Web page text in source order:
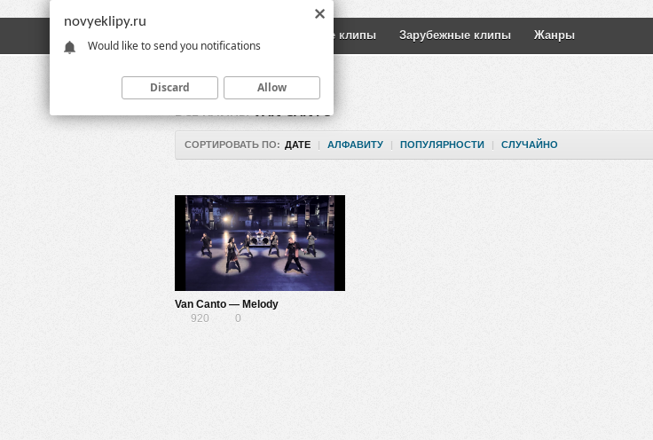
Русские клипы Зарубежные клипы Жанры
ВСЕ КЛИПЫ VAN CANTO
СОРТИРОВАТЬ ПО: ДАТЕ | АЛФАВИТУ | ПОПУЛЯРНОСТИ | СЛУЧАЙНО
Van Canto — Melody
920
0
novyeklipy.ru
Would like to send you notifications
Discard Allow